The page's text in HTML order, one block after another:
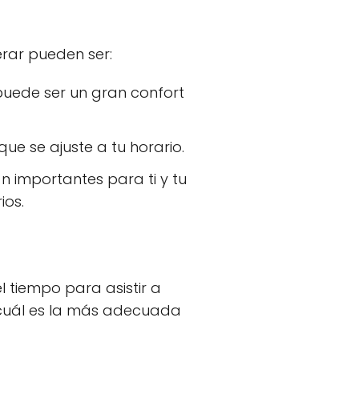
pueden ser:
ser un gran confort
se ajuste a tu horario.
importantes para ti y tu
tiempo para asistir a
es la más adecuada